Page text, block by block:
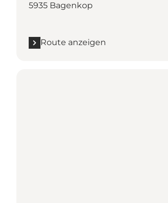
5935 Bagenkop
Route anzeigen